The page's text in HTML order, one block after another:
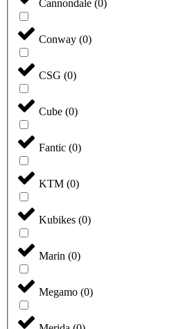
Cannondale (0)
Conway (0)
CSG (0)
Cube (0)
Fantic (0)
KTM (0)
Kubikes (0)
Marin (0)
Megamo (0)